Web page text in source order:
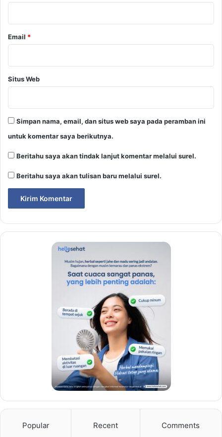
Email *
Situs Web
Simpan nama, email, dan situs web saya pada peramban ini
untuk komentar saya berikutnya.
Beritahu saya akan tindak lanjut komentar melalui surel.
Beritahu saya akan tulisan baru melalui surel.
Popular Recent Comments